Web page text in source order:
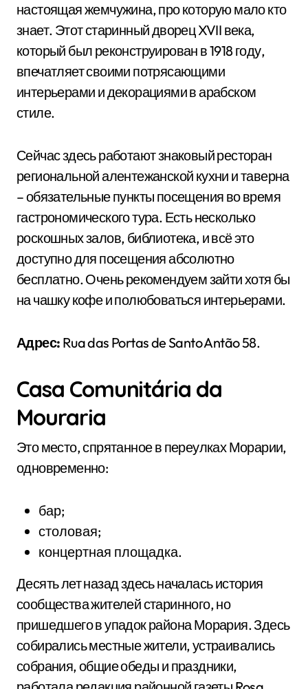
настоящая жемчужина, про которую мало кто
знает. Этот старинный дворец XVII века,
который был реконструирован в 1918 году,
впечатляет своими потрясающими
интерьерами и декорациями в арабском
стиле.
Сейчас здесь работают знаковый ресторан
региональной алентежанской кухни и таверна
– обязательные пункты посещения во время
гастрономического тура. Есть несколько
роскошных залов, библиотека, и всё это
доступно для посещения абсолютно
бесплатно. Очень рекомендуем зайти хотя бы
на чашку кофе и полюбоваться интерьерами.
Адрес: Rua das Portas de Santo Antão 58.
Casa Comunitária da
Mouraria
Это место, спрятанное в переулках Морарии,
одновременно:
бар;
столовая;
концертная площадка.
Десять лет назад здесь началась история
сообщества жителей старинного, но
пришедшего в упадок района Морария. Здесь
собирались местные жители, устраивались
собрания, общие обеды и праздники,